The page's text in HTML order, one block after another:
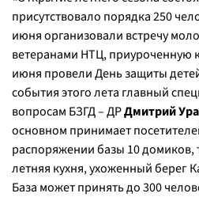
присутствовало порядка 250
июня организовали встречу
ветеранами НТЦ, приуроченную
июня провели День защиты
события этого лета главный
вопросам БЗГД – ДРДмитрий
основном принимает
распоряжении базы 10 домиков,
летняя кухня, ухоженный берег
База может принять до 300